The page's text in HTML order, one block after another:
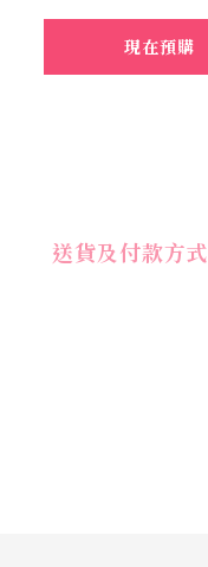
現在預購
送貨及付款方式